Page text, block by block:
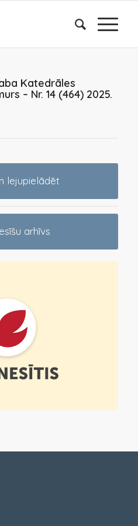
Katedrāles
– Nr. 14 (464) 2025.
lejupielādēt
arhīvs